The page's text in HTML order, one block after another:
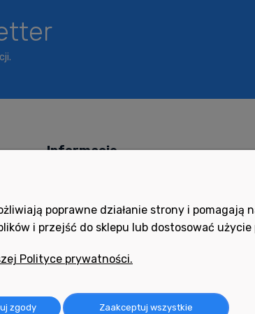
Informacje
Polityka prywatności
Pomocne filmy
Regulamin
poprawne działanie strony i
i przejść do sklepu lub dostosować
Polityce prywatności.
zgody Zaakceptuj wszystkie